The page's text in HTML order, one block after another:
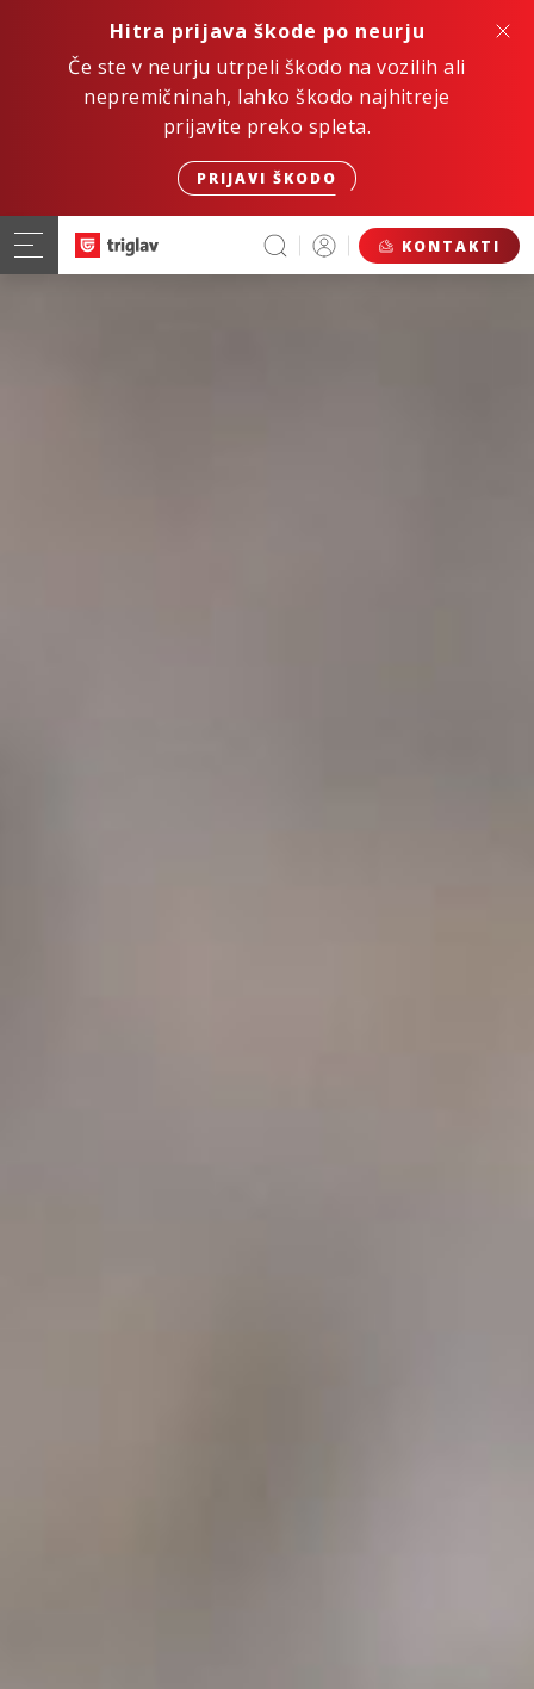
Hitra prijava škode po neurju
Če ste v neurju utrpeli škodo na vozilih ali
nepremičninah, lahko škodo najhitreje
prijavite preko spleta.
PRIJAVI ŠKODO
KONTAKTI